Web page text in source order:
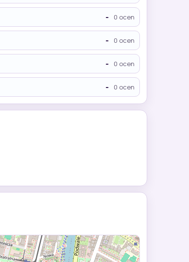
- 0 ocen
- 0 ocen
- 0 ocen
- 0 ocen